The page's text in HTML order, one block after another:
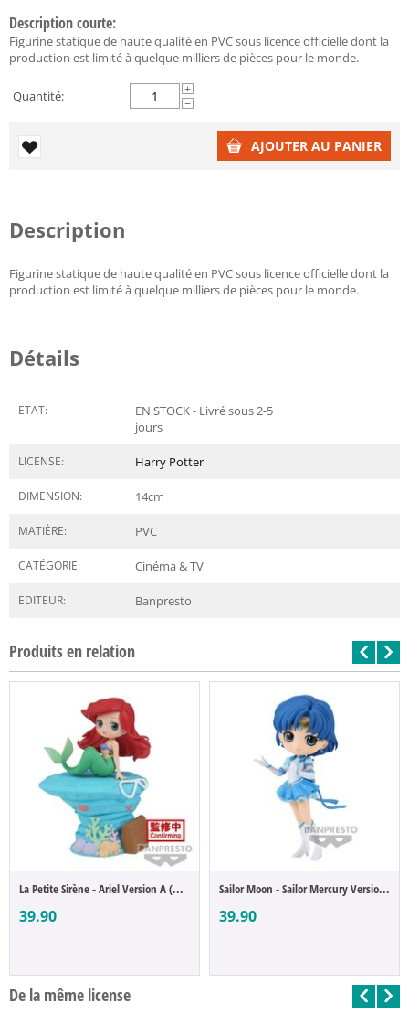
Description courte:
Figurine statique de haute qualité en PVC sous licence officielle dont la
production est limité à quelque milliers de pièces pour le monde.
Quantité:
+
−
AJOUTER AU PANIER
Description
Figurine statique de haute qualité en PVC sous licence officielle dont la
production est limité à quelque milliers de pièces pour le monde.
Détails
ETAT:
EN STOCK - Livré sous 2-5
jours
LICENSE: Harry Potter
DIMENSION: 14cm
MATIÈRE: PVC
CATÉGORIE: Cinéma & TV
EDITEUR: Banpresto
Produits en relation
La Petite Sirène - Ariel Version A (Q Pos...
39.90
Sailor Moon - Sailor Mercury Version A (Q...
39.90
De la même license